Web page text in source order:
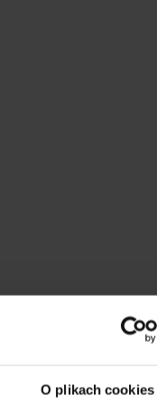
O plikach cookies